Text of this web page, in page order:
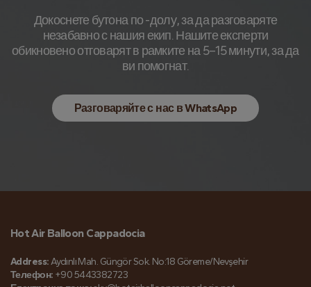
Докоснете бутона по -долу, за да разговаряте
незабавно с нашия екип. Нашите експерти
обикновено отговарят в рамките на 5–15 минути, за да
ви помогнат.
Разговаряйте с нас в WhatsApp
Hot Air Balloon Cappadocia
Address:Aydınlı Mah. Güngör Sok. No:18 Göreme/Nevşehir
Телефон: +90 5443382723